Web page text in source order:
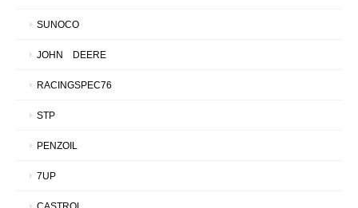
SUNOCO
JOHN DEERE
RACINGSPEC76
STP
PENZOIL
7UP